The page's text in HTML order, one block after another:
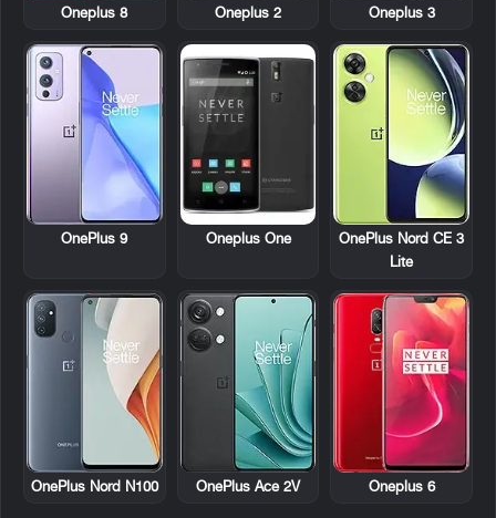
Oneplus 3
Oneplus 2
Oneplus 8
OnePlus Nord CE 3
Lite
Oneplus One
OnePlus 9
Oneplus 6
OnePlus Ace 2V
OnePlus Nord N100